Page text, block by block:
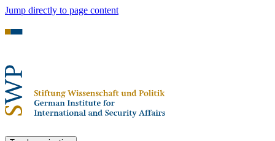
Jump directly to page content